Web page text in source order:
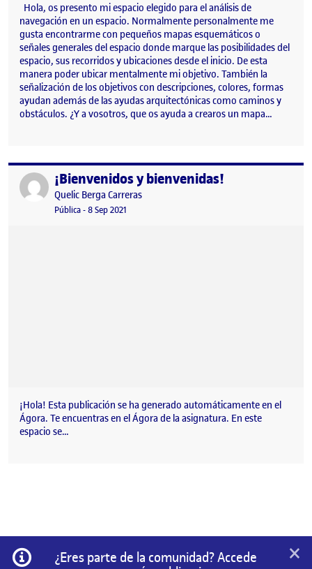
Hola, os presento mi espacio elegido para el análisis de
navegación en un espacio. Normalmente personalmente me
gusta encontrarme con pequeños mapas esquemáticos o
señales generales del espacio donde marque las posibilidades del
espacio, sus recorridos y ubicaciones desde el inicio. De esta
manera poder ubicar mentalmente mi objetivo. También la
señalización de los objetivos con descripciones, colores, formas
ayudan además de las ayudas arquitectónicas como caminos y
obstáculos. ¿Y a vosotros, que os ayuda a crearos un mapa…
Publicado por¡Bienvenidos y bienvenidas!
Publicado por
Quelic Berga Carreras
Visibilidad:
Pública-Fecha de publicación
8 Sep 2021
¡Hola! Esta publicación se ha generado automáticamente en el
Ágora. Te encuentras en el Ágora de la asignatura. En este
espacio se…
Información
¿Eres parte de la comunidad? Accede
×